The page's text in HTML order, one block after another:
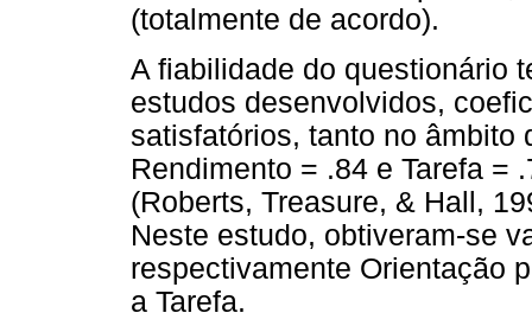
(totalmente de acordo).
A fiabilidade do questionário
estudos desenvolvidos,
satisfatórios, tanto no âmbito
Rendimento = .84 e Tarefa =
(Roberts, Treasure, & Hall,
Neste estudo, obtiveram-se
respectivamente Orientação
a Tarefa.